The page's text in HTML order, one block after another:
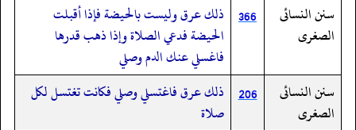
سنن النسائى
الصغرى
366 ذلك عرق وليست بالحيضة فإذا أقبلت
الحيضة فدعي الصلاة وإذا ذهب قدرها
فاغسلي عنك الدم وصلي
سنن النسائى
الصغرى
206 ذلك عرق فاغتسلي وصلي فكانت تغتسل لكل
صلاة